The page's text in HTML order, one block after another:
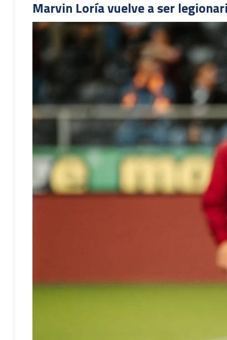
Marvin Loría vuelve a ser